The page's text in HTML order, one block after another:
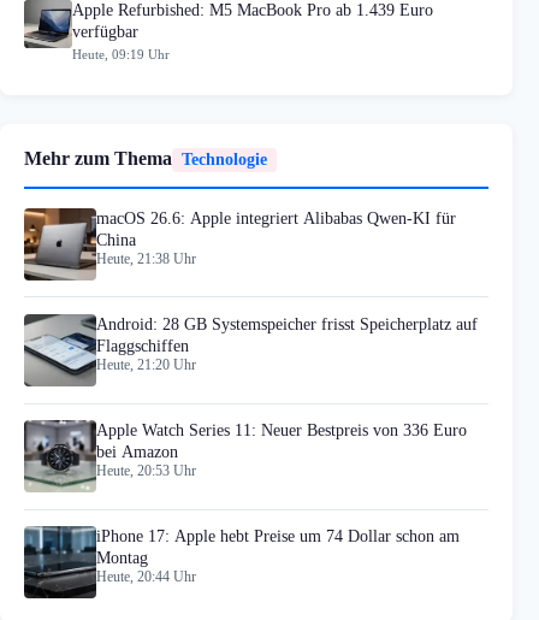
Apple Refurbished: M5 MacBook Pro ab 1.439 Euro
verfügbar
Heute, 09:19 Uhr
Mehr zum Thema Technologie
macOS 26.6: Apple integriert Alibabas Qwen-KI für
China
Heute, 21:38 Uhr
Android: 28 GB Systemspeicher frisst Speicherplatz auf
Flaggschiffen
Heute, 21:20 Uhr
Apple Watch Series 11: Neuer Bestpreis von 336 Euro
bei Amazon
Heute, 20:53 Uhr
iPhone 17: Apple hebt Preise um 74 Dollar schon am
Montag
Heute, 20:44 Uhr